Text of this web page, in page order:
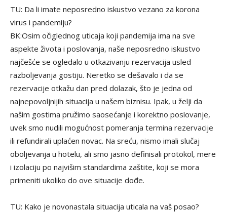
TU: Da li imate neposredno iskustvo vezano za korona
virus i pandemiju?
BK:Osim očiglednog uticaja koji pandemija ima na sve
aspekte života i poslovanja, naše neposredno iskustvo
najčešće se ogledalo u otkazivanju rezervacija usled
razboljevanja gostiju. Neretko se dešavalo i da se
rezervacije otkažu dan pred dolazak, što je jedna od
najnepovoljnijih situacija u našem biznisu. Ipak, u želji da
našim gostima pružimo saosećanje i korektno poslovanje,
uvek smo nudili mogućnost pomeranja termina rezervacije
ili refundirali uplaćen novac. Na sreću, nismo imali slučaj
oboljevanja u hotelu, ali smo jasno definisali protokol, mere
i izolaciju po najvišim standardima zaštite, koji se mora
primeniti ukoliko do ove situacije dođe.
TU: Kako je novonastala situacija uticala na vaš posao?